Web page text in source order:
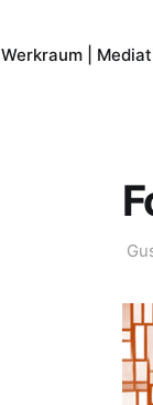
Werkraum |